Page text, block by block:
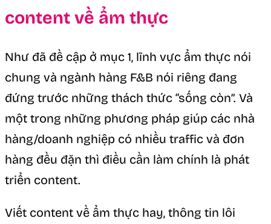
content về ẩm thực
Như đã đề cập ở mục 1, lĩnh vực ẩm thực nói
chung và ngành hàng F&B nói riêng đang
đứng trước những thách thức “sống còn”. Và
một trong những phương pháp giúp các nhà
hàng/doanh nghiệp có nhiều traffic và đơn
hàng đều đặn thì điều cần làm chính là phát
triển content.
Viết content về ẩm thực hay, thông tin lôi